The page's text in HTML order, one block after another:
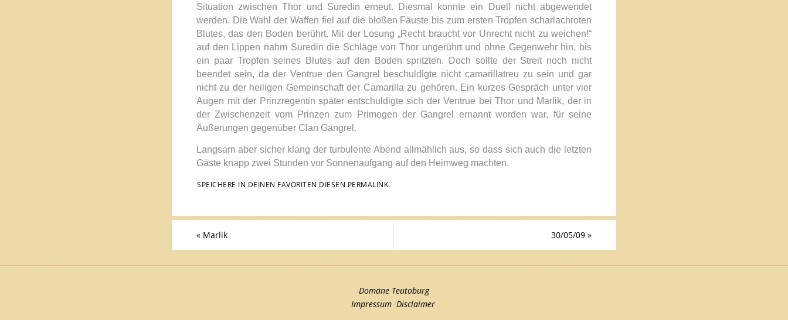
Situation zwischen Thor und Suredin erneut. Diesmal konnte ein Duell nicht abgewendet
werden. Die Wahl der Waffen fiel auf die bloßen Fäuste bis zum ersten Tropfen scharlachroten
Blutes, das den Boden berührt. Mit der Losung „Recht braucht vor Unrecht nicht zu weichen!“
auf den Lippen nahm Suredin die Schläge von Thor ungerührt und ohne Gegenwehr hin, bis
ein paar Tropfen seines Blutes auf den Boden spritzten. Doch sollte der Streit noch nicht
beendet sein, da der Ventrue den Gangrel beschuldigte nicht camarillatreu zu sein und gar
nicht zu der heiligen Gemeinschaft der Camarilla zu gehören. Ein kurzes Gespräch unter vier
Augen mit der Prinzregentin später entschuldigte sich der Ventrue bei Thor und Marlik, der in
der Zwischenzeit vom Prinzen zum Primogen der Gangrel ernannt worden war, für seine
Äußerungen gegenüber Clan Gangrel.
Langsam aber sicher klang der turbulente Abend allmählich aus, so dass sich auch die letzten
Gäste knapp zwei Stunden vor Sonnenaufgang auf den Heimweg machten.
SPEICHERE IN DEINEN FAVORITEN DIESEN PERMALINK.
« Marlik 30/05/09 »
Domäne Teutoburg
Impressum Disclaimer